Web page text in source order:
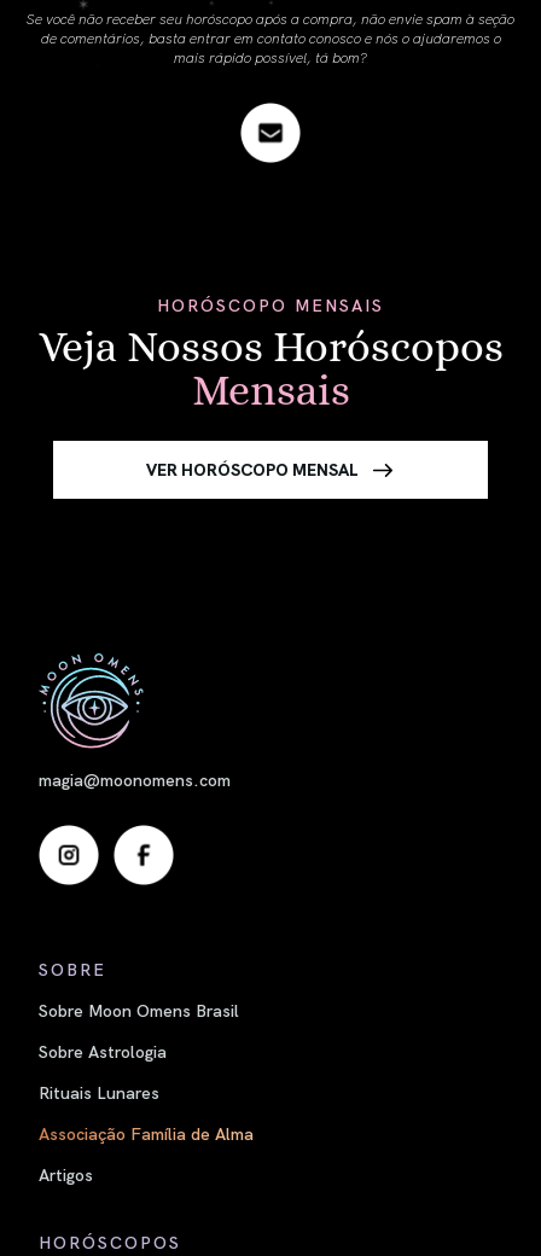
Se você não receber seu horóscopo após a compra, não envie spam à seção
de comentários, basta entrar em contato conosco e nós o ajudaremos o
mais rápido possível, tá bom?
HORÓSCOPO MENSAIS
Veja Nossos Horóscopos
Mensais
VER HORÓSCOPO MENSAL
magia@moonomens.com
SOBRE
Sobre Moon Omens Brasil
Sobre Astrologia
Rituais Lunares
Associação Família de Alma
Artigos
HORÓSCOPOS
Nome